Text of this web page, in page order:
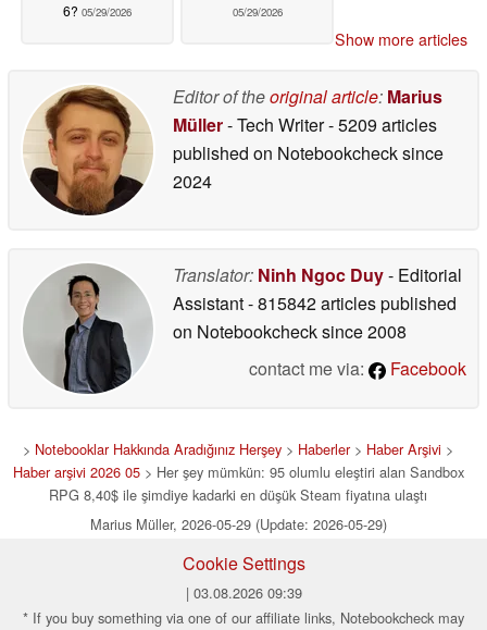
6? 05/29/2026 05/29/2026
Show more articles
Editor of theoriginal article: Marius
Müller- Tech Writer- 5209 articles
published on Notebookchecksince
2024
Translator: Ninh Ngoc Duy- Editorial
Assistant- 815842 articles published
on Notebookchecksince 2008
contact me via:
Facebook
> Notebooklar Hakkında Aradığınız Herşey > Haberler> Haber Arşivi >
Haber arşivi 2026 05> Her şey mümkün: 95 olumlu eleştiri alan Sandbox
RPG 8,40$ ile şimdiye kadarki en düşük Steam fiyatına ulaştı
Marius Müller, 2026-05-29 (Update: 2026-05-29)
Cookie Settings
| 03.08.2026 09:39
* If you buy something via one of our affiliate links, Notebookcheck may